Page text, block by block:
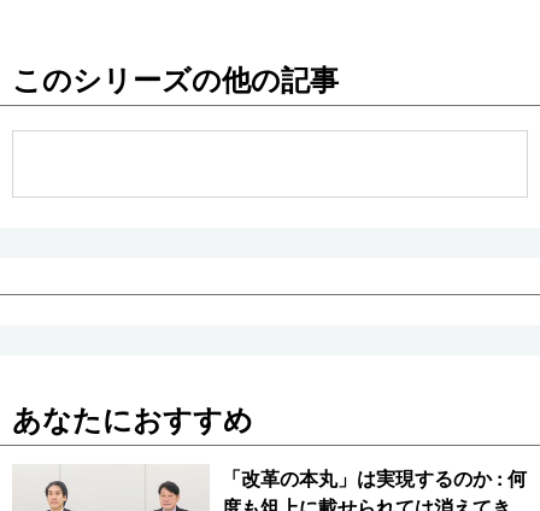
お知らせ
公式SNS
このシリーズの他の記事
あなたにおすすめ
「改革の本丸」は実現するのか : 何